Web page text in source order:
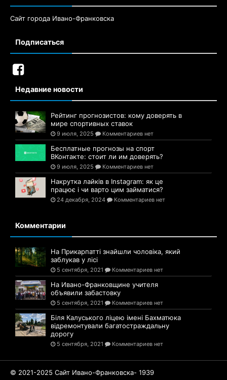
Сайт города Ивано-Франковска
Подписаться
Недавние новости
Рейтинг прогнозистов: кому доверять в
мире спортивных ставок
9 июля, 2025 Комментариев нет
Бесплатные прогнозы на спорт
ВКонтакте: стоит ли им доверять?
9 июля, 2025 Комментариев нет
Накрутка лайків в Instagram: як це
працює і чи варто цим займатися?
24 декабря, 2024 Комментариев нет
Комментарии
На Прикарпатті знайшли чоловіка, який
заблукав у лісі
5 сентября, 2021 Комментариев нет
На Ивано-Франковщине учителя
объявили забастовку
5 сентября, 2021 Комментариев нет
Біля Калуського ліцею імені Бахматюка
відремонтували багатостраждальну
дорогу
5 сентября, 2021 Комментариев нет
© 2021-2025 Сайт Ивано-Франковска- 1939